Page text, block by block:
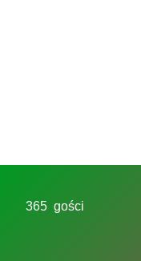
365 gości